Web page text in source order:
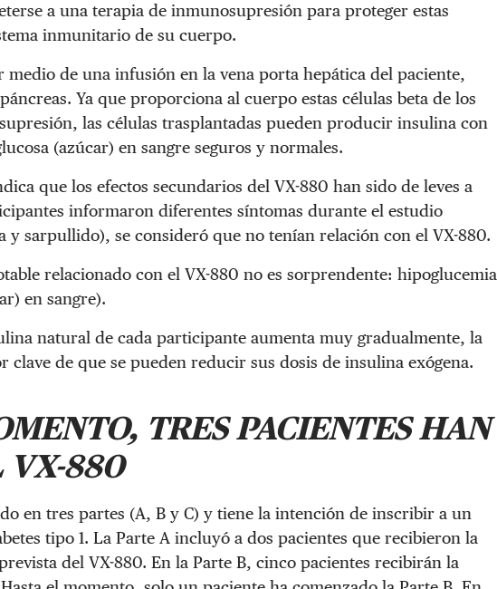
a una terapia de inmunosupresión para proteger estas
inmunitario de su cuerpo.
medio de una infusión en la vena porta hepática del paciente,
Ya que proporciona al cuerpo estas células beta de los
las células trasplantadas pueden producir insulina con
(azúcar) en sangre seguros y normales.
que los efectos secundarios del VX-880 han sido de leves a
informaron diferentes síntomas durante el estudio
y sarpullido), se consideró que no tenían relación con el VX-880.
relacionado con el VX-880 no es sorprendente: hipoglucemia
en sangre).
natural de cada participante aumenta muy gradualmente, la
clave de que se pueden reducir sus dosis de insulina exógena.
TRES PACIENTES HAN
VX-880
en tres partes (A, B y C) y tiene la intención de inscribir a un
tipo 1. La Parte A incluyó a dos pacientes que recibieron la
del VX-880. En la Parte B, cinco pacientes recibirán la